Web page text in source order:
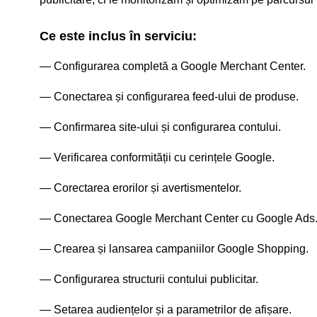
Ce este inclus în serviciu:
Configurarea completă a Google Merchant Center.
Conectarea și configurarea feed-ului de produse.
Confirmarea site-ului și configurarea contului.
Verificarea conformității cu cerințele Google.
Corectarea erorilor și avertismentelor.
Conectarea Google Merchant Center cu Google Ads.
Crearea și lansarea campaniilor Google Shopping.
Configurarea structurii contului publicitar.
Setarea audiențelor și a parametrilor de afișare.